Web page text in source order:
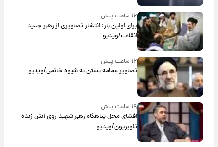
۱۶ ساعت پیش
برای اولین بار؛ انتشار تصاویری از رهبر جدید
انقلاب/ویدیو
۱۶ ساعت پیش
تصاویر عمامه بستن به شیوه خاتمی/ویدیو
۱۹ ساعت پیش
افشای محل پناهگاه‌ رهبر شهید روی آنتن زنده
تلویزیون/ویدیو